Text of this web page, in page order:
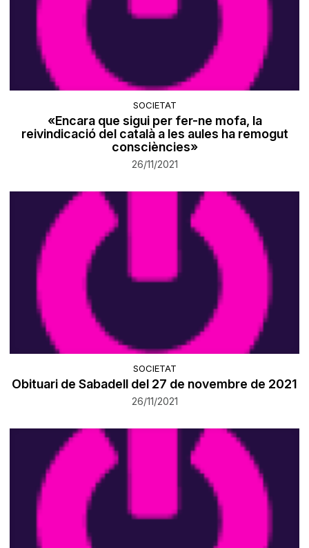
SOCIETAT
«Encara que sigui per fer-ne mofa, la
reivindicació del català a les aules ha remogut
consciències»
26/11/2021
SOCIETAT
Obituari de Sabadell del 27 de novembre de 2021
26/11/2021